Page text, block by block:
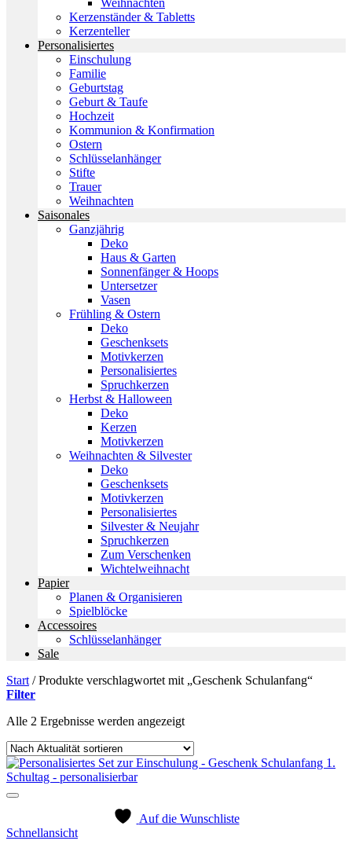
Weihnachten
Kerzenständer & Tabletts
Kerzenteller
Personalisiertes
Einschulung
Familie
Geburtstag
Geburt & Taufe
Hochzeit
Kommunion & Konfirmation
Ostern
Schlüsselanhänger
Stifte
Trauer
Weihnachten
Saisonales
Ganzjährig
Deko
Haus & Garten
Sonnenfänger & Hoops
Untersetzer
Vasen
Frühling & Ostern
Deko
Geschenksets
Motivkerzen
Personalisiertes
Spruchkerzen
Herbst & Halloween
Deko
Kerzen
Motivkerzen
Weihnachten & Silvester
Deko
Geschenksets
Motivkerzen
Personalisiertes
Silvester & Neujahr
Spruchkerzen
Zum Verschenken
Wichtelweihnacht
Papier
Planen & Organisieren
Spielblöcke
Accessoires
Schlüsselanhänger
Sale
Start /Produkte verschlagwortet mit „Geschenk Schulanfang“
Filter
Alle 2 Ergebnisse werden angezeigtNach
sortiert
Auf die Wunschliste
Schnellansicht